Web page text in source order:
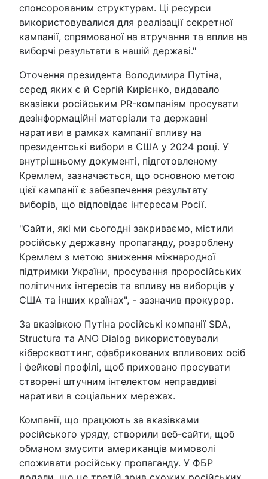
спонсорованим структурам. Ці ресурси
використовувалися для реалізації секретної
кампанії, спрямованої на втручання та вплив на
виборчі результати в нашій державі."
Оточення президента Володимира Путіна,
серед яких є й Сергій Кирієнко, видавало
вказівки російським PR-компаніям просувати
дезінформаційні матеріали та державні
наративи в рамках кампанії впливу на
президентські вибори в США у 2024 році. У
внутрішньому документі, підготовленому
Кремлем, зазначається, що основною метою
цієї кампанії є забезпечення результату
виборів, що відповідає інтересам Росії.
"Сайти, які ми сьогодні закриваємо, містили
російську державну пропаганду, розроблену
Кремлем з метою зниження міжнародної
підтримки України, просування проросійських
політичних інтересів та впливу на виборців у
США та інших країнах", - зазначив прокурор.
За вказівкою Путіна російські компанії SDA,
Structura та ANO Dialog використовували
кіберсквоттинг, сфабрикованих впливових осіб
і фейкові профілі, щоб приховано просувати
створені штучним інтелектом неправдиві
наративи в соціальних мережах.
Компанії, що працюють за вказівками
російського уряду, створили веб-сайти, щоб
обманом змусити американців мимоволі
споживати російську пропаганду. У ФБР